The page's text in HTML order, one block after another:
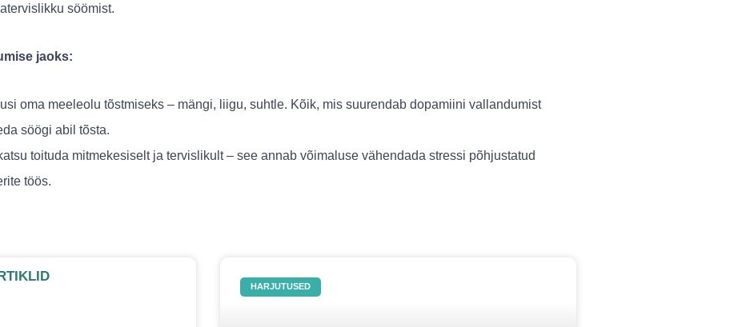
söömist.
jaoks:
oma meeleolu tõstmiseks – mängi, liigu, suhtle. Kõik, mis suurendab dopamiini vallandumist
söögi abil tõsta.
toituda mitmekesiselt ja tervislikult – see annab võimaluse vähendada stressi põhjustatud
töös.
HARJUTUSED